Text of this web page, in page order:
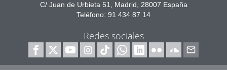
C/ Juan de Urbieta 51, Madrid, 28007 España
Teléfono: 91 434 87 14
Redes sociales